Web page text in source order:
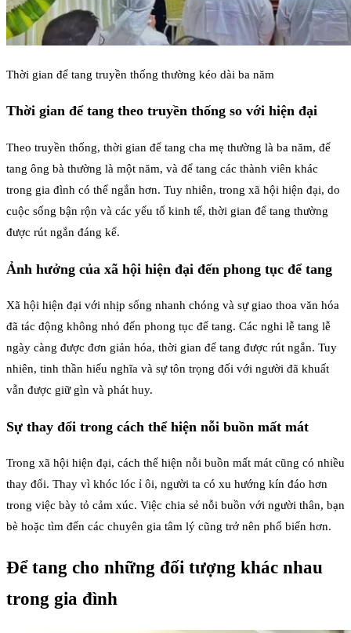
Thời gian để tang truyền thống thường kéo dài ba năm
Thời gian để tang theo truyền thống so với hiện đại
Theo truyền thống, thời gian để tang cha mẹ thường là ba năm, để
tang ông bà thường là một năm, và để tang các thành viên khác
trong gia đình có thể ngắn hơn. Tuy nhiên, trong xã hội hiện đại, do
cuộc sống bận rộn và các yếu tố kinh tế, thời gian để tang thường
được rút ngắn đáng kể.
Ảnh hưởng của xã hội hiện đại đến phong tục để tang
Xã hội hiện đại với nhịp sống nhanh chóng và sự giao thoa văn hóa
đã tác động không nhỏ đến phong tục để tang. Các nghi lễ tang lễ
ngày càng được đơn giản hóa, thời gian để tang được rút ngắn. Tuy
nhiên, tinh thần hiếu nghĩa và sự tôn trọng đối với người đã khuất
vẫn được giữ gìn và phát huy.
Sự thay đổi trong cách thể hiện nỗi buồn mất mát
Trong xã hội hiện đại, cách thể hiện nỗi buồn mất mát cũng có nhiều
thay đổi. Thay vì khóc lóc ỉ ôi, người ta có xu hướng kín đáo hơn
trong việc bày tỏ cảm xúc. Việc chia sẻ nỗi buồn với người thân, bạn
bè hoặc tìm đến các chuyên gia tâm lý cũng trở nên phổ biến hơn.
Để tang cho những đối tượng khác nhau
trong gia đình